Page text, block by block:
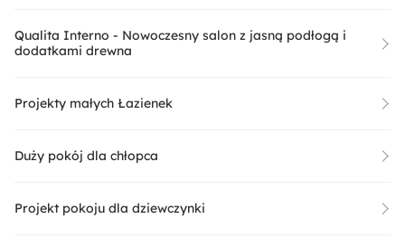
Qualita Interno - Nowoczesny salon z jasną podłogą i
dodatkami drewna
Projekty małych Łazienek
Duży pokój dla chłopca
Projekt pokoju dla dziewczynki